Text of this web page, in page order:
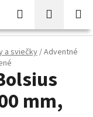
Hľadať
KOŠÍK
a sviečky/Adventné
mm,